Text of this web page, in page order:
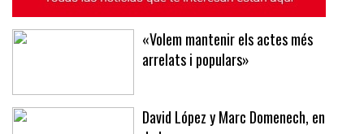
«Volem mantenir els actes més